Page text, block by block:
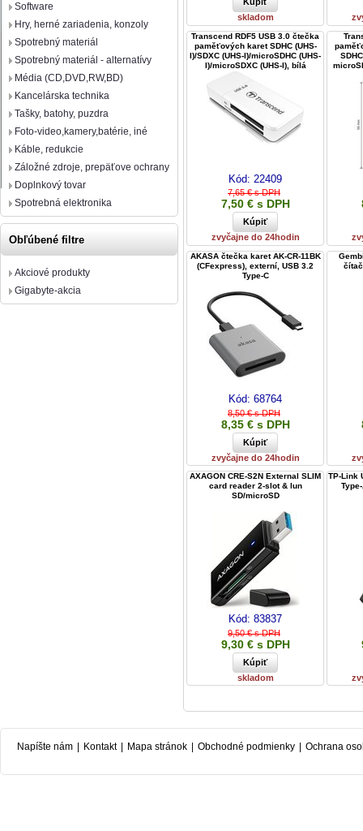
Software
Hry, herné zariadenia, konzoly
Spotrebný materiál
Spotrebný materiál - alternatívy
Média (CD,DVD,RW,BD)
Kancelárska technika
Tašky, batohy, puzdra
Foto-video,kamery,batérie, iné
Káble, redukcie
Záložné zdroje, prepäťove ochrany
Doplnkový tovar
Spotrebná elektronika
Obľúbené filtre
Akciové produkty
Gigabyte-akcia
skladom
Transcend RDF5 USB 3.0 čtečka
paměťových karet SDHC (UHS-
I)/SDXC (UHS-I)/microSDHC (UHS-
I)/microSDXC (UHS-I), bílá
Kód: 22409
7,65 € s DPH
7,50 € s DPH
zvyčajne do 24hodin
AKASA čtečka karet AK-CR-11BK
(CFexpress), externí, USB 3.2
Type-C
Kód: 68764
8,50 € s DPH
8,35 € s DPH
zvyčajne do 24hodin
AXAGON CRE-S2N External SLIM
card reader 2-slot & lun
SD/microSD
Kód: 83837
9,50 € s DPH
9,30 € s DPH
skladom
TP-Link
Napíšte nám Kontakt Mapa stránok Obchodné podmienky Ochrana